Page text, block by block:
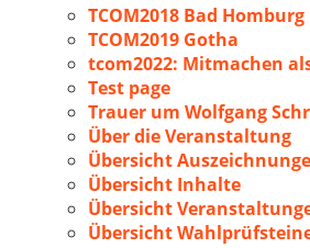
TCOM2018 Bad Homburg
TCOM2019 Gotha
tcom2022: Mitmachen
Test page
Trauer um Wolfgang
Über die Veranstaltung
Übersicht
Übersicht Inhalte
Übersicht
Übersicht